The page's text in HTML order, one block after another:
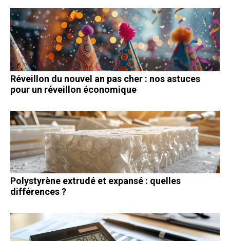
Réveillon du nouvel an pas cher : nos astuces
pour un réveillon économique
Polystyrène extrudé et expansé : quelles
différences ?